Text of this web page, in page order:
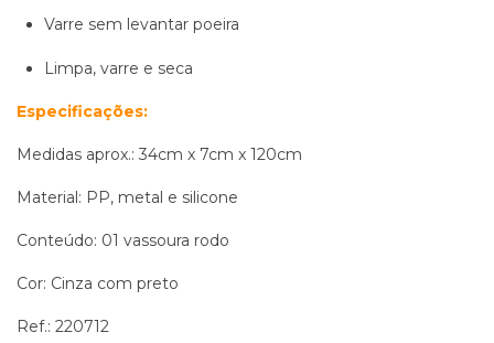
Varre sem levantar poeira
Limpa, varre e seca
Especificações:
Medidas aprox.: 34cm x 7cm x 120cm
Material: PP, metal e silicone
Conteúdo: 01 vassoura rodo
Cor: Cinza com preto
Ref.: 220712